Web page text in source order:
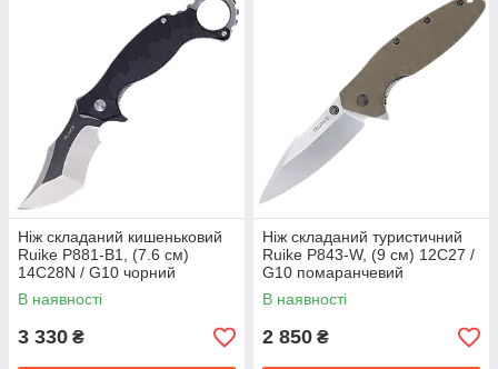
Ніж складаний кишеньковий
Ruike P881-B1, (7.6 см)
14C28N / G10 чорний
В наявності
3 330 ₴
Ніж складаний туристичний
Ruike P843-W, (9 см) 12C27 /
G10 помаранчевий
В наявності
2 850 ₴